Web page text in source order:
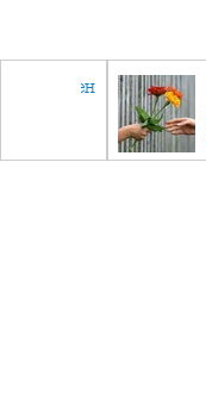
- намален